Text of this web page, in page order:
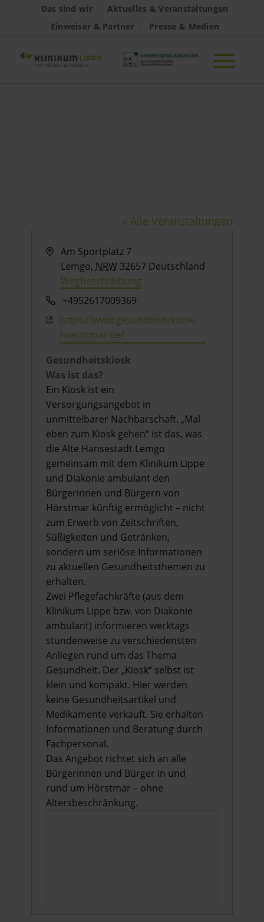
Das sind wir
Aktuelles & Veranstaltungen
Einweiser & Partner
Presse & Medien
« Alle Veranstaltungen
Adresse
Am Sportplatz 7
Lemgo, NRW 32657 Deutschland
Wegbeschreibung
Telefon+4952617009369
Webseite
https://www.gesundheitskiosk-
hoerstmar.de/
Gesundheitskiosk
Was ist das?
Ein Kiosk ist ein
Versorgungsangebot in
unmittelbarer Nachbarschaft. „Mal
eben zum Kiosk gehen“ ist das, was
die Alte Hansestadt Lemgo
gemeinsam mit dem Klinikum Lippe
und Diakonie ambulant den
Bürgerinnen und Bürgern von
Hörstmar künftig ermöglicht – nicht
zum Erwerb von Zeitschriften,
Süßigkeiten und Getränken,
sondern um seriöse Informationen
zu aktuellen Gesundheitsthemen zu
erhalten.
Zwei Pflegefachkräfte (aus dem
Klinikum Lippe bzw. von Diakonie
ambulant) informieren werktags
stundenweise zu verschiedensten
Anliegen rund um das Thema
Gesundheit. Der „Kiosk“ selbst ist
klein und kompakt. Hier werden
keine Gesundheitsartikel und
Medikamente verkauft. Sie erhalten
Informationen und Beratung durch
Fachpersonal.
Das Angebot richtet sich an alle
Bürgerinnen und Bürger in und
rund um Hörstmar – ohne
Altersbeschränkung.